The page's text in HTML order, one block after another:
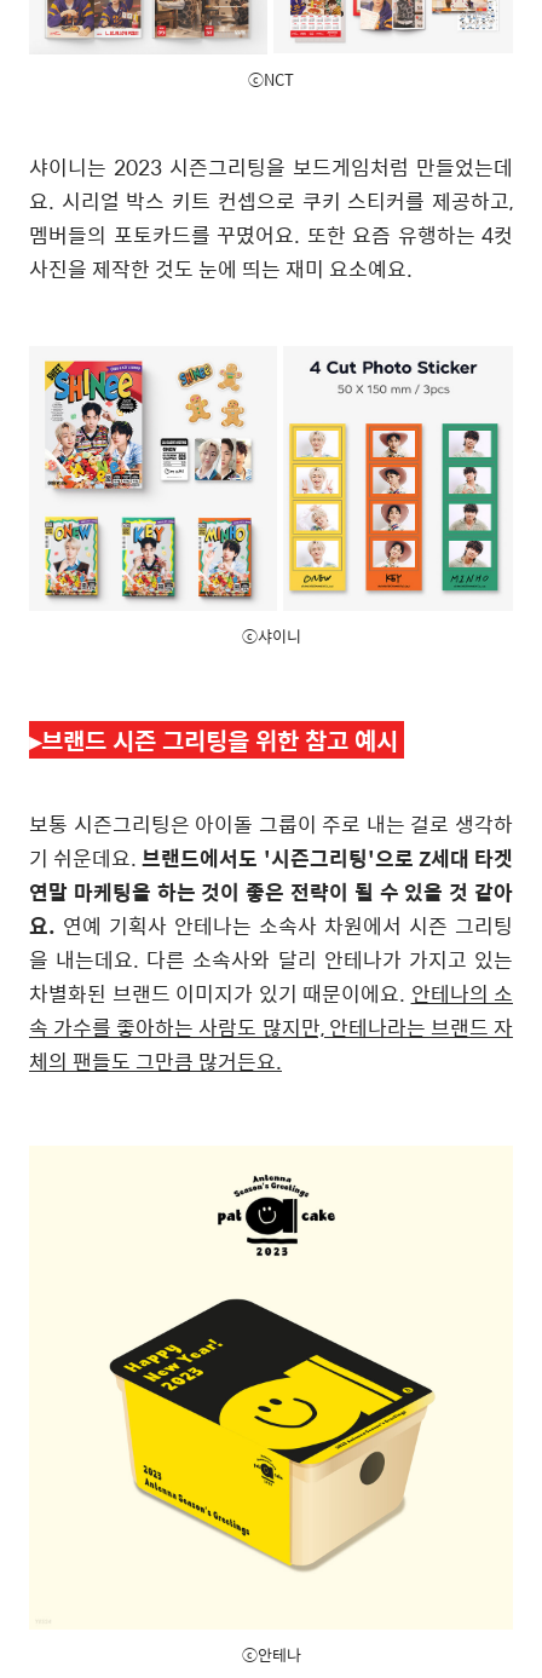
ⓒNCT
샤이니는 2023 시즌그리팅을 보드게임처럼 만들었는데
요. 시리얼 박스 키트 컨셉으로 쿠키 스티커를 제공하고,
멤버들의 포토카드를 꾸몄어요. 또한 요즘 유행하는 4컷
사진을 제작한 것도 눈에 띄는 재미 요소예요.
ⓒ샤이니
▸브랜드 시즌 그리팅을 위한 참고 예시
보통 시즌그리팅은 아이돌 그룹이 주로 내는 걸로 생각하
기 쉬운데요.브랜드에서도 '시즌그리팅'으로 Z세대 타겟
연말 마케팅을 하는 것이 좋은 전략이 될 수 있을 것 같아
요. 연예 기획사 안테나는 소속사 차원에서 시즌 그리팅
을 내는데요. 다른 소속사와 달리 안테나가 가지고 있는
차별화된 브랜드 이미지가 있기 때문이에요. 안테나의 소
속 가수를 좋아하는 사람도 많지만, 안테나라는 브랜드 자
체의 팬들도 그만큼 많거든요.
ⓒ안테나